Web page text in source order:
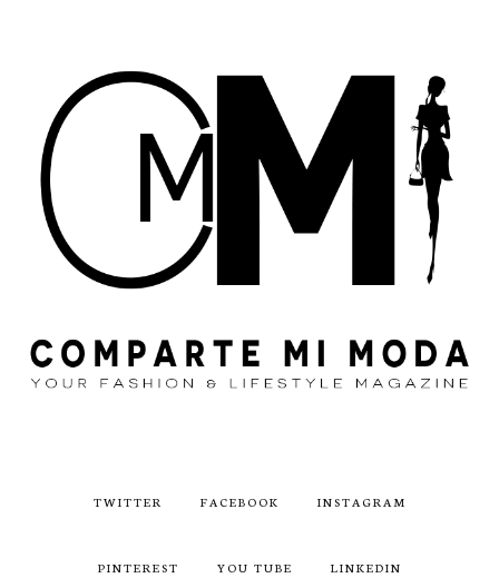
TWITTER FACEBOOK INSTAGRAM
PINTEREST YOU TUBE LINKEDIN